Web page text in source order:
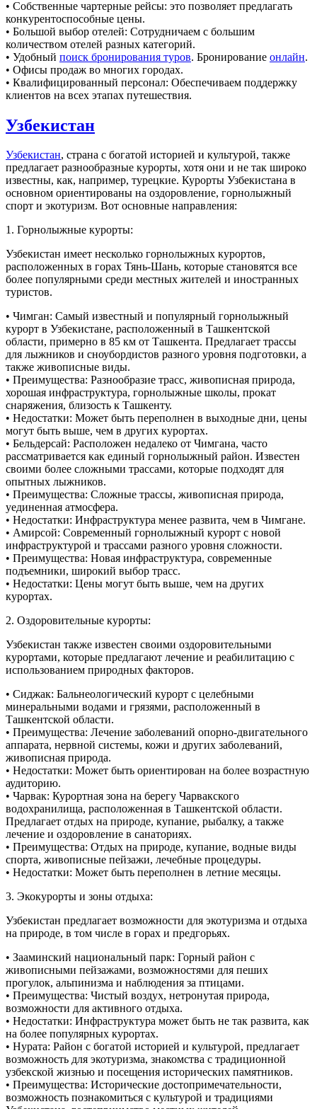
• Собственные чартерные рейсы: это позволяет предлагать
конкурентоспособные цены.
• Большой выбор отелей: Сотрудничаем с большим
количеством отелей разных категорий.
• Удобный поиск бронирования туров. Бронирование онлайн.
• Офисы продаж во многих городах.
• Квалифицированный персонал: Обеспечиваем поддержку
клиентов на всех этапах путешествия.
Узбекистан
Узбекистан, страна с богатой историей и культурой, также
предлагает разнообразные курорты, хотя они и не так широко
известны, как, например, турецкие. Курорты Узбекистана в
основном ориентированы на оздоровление, горнолыжный
спорт и экотуризм. Вот основные направления:
1. Горнолыжные курорты:
Узбекистан имеет несколько горнолыжных курортов,
расположенных в горах Тянь-Шань, которые становятся все
более популярными среди местных жителей и иностранных
туристов.
• Чимган: Самый известный и популярный горнолыжный
курорт в Узбекистане, расположенный в Ташкентской
области, примерно в 85 км от Ташкента. Предлагает трассы
для лыжников и сноубордистов разного уровня подготовки, а
также живописные виды.
• Преимущества: Разнообразие трасс, живописная природа,
хорошая инфраструктура, горнолыжные школы, прокат
снаряжения, близость к Ташкенту.
• Недостатки: Может быть переполнен в выходные дни, цены
могут быть выше, чем в других курортах.
• Бельдерсай: Расположен недалеко от Чимгана, часто
рассматривается как единый горнолыжный район. Известен
своими более сложными трассами, которые подходят для
опытных лыжников.
• Преимущества: Сложные трассы, живописная природа,
уединенная атмосфера.
• Недостатки: Инфраструктура менее развита, чем в Чимгане.
• Амирсой: Современный горнолыжный курорт с новой
инфраструктурой и трассами разного уровня сложности.
• Преимущества: Новая инфраструктура, современные
подъемники, широкий выбор трасс.
• Недостатки: Цены могут быть выше, чем на других
курортах.
2. Оздоровительные курорты:
Узбекистан также известен своими оздоровительными
курортами, которые предлагают лечение и реабилитацию с
использованием природных факторов.
• Сиджак: Бальнеологический курорт с целебными
минеральными водами и грязями, расположенный в
Ташкентской области.
• Преимущества: Лечение заболеваний опорно-двигательного
аппарата, нервной системы, кожи и других заболеваний,
живописная природа.
• Недостатки: Может быть ориентирован на более возрастную
аудиторию.
• Чарвак: Курортная зона на берегу Чарвакского
водохранилища, расположенная в Ташкентской области.
Предлагает отдых на природе, купание, рыбалку, а также
лечение и оздоровление в санаториях.
• Преимущества: Отдых на природе, купание, водные виды
спорта, живописные пейзажи, лечебные процедуры.
• Недостатки: Может быть переполнен в летние месяцы.
3. Экокурорты и зоны отдыха:
Узбекистан предлагает возможности для экотуризма и отдыха
на природе, в том числе в горах и предгорьях.
• Зааминский национальный парк: Горный район с
живописными пейзажами, возможностями для пеших
прогулок, альпинизма и наблюдения за птицами.
• Преимущества: Чистый воздух, нетронутая природа,
возможности для активного отдыха.
• Недостатки: Инфраструктура может быть не так развита, как
на более популярных курортах.
• Нурата: Район с богатой историей и культурой, предлагает
возможность для экотуризма, знакомства с традиционной
узбекской жизнью и посещения исторических памятников.
• Преимущества: Исторические достопримечательности,
возможность познакомиться с культурой и традициями